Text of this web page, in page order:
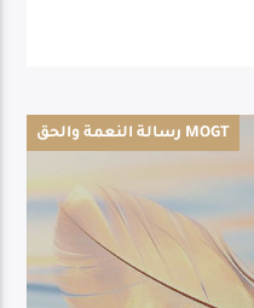
رسالة النعمة والحق MOGT